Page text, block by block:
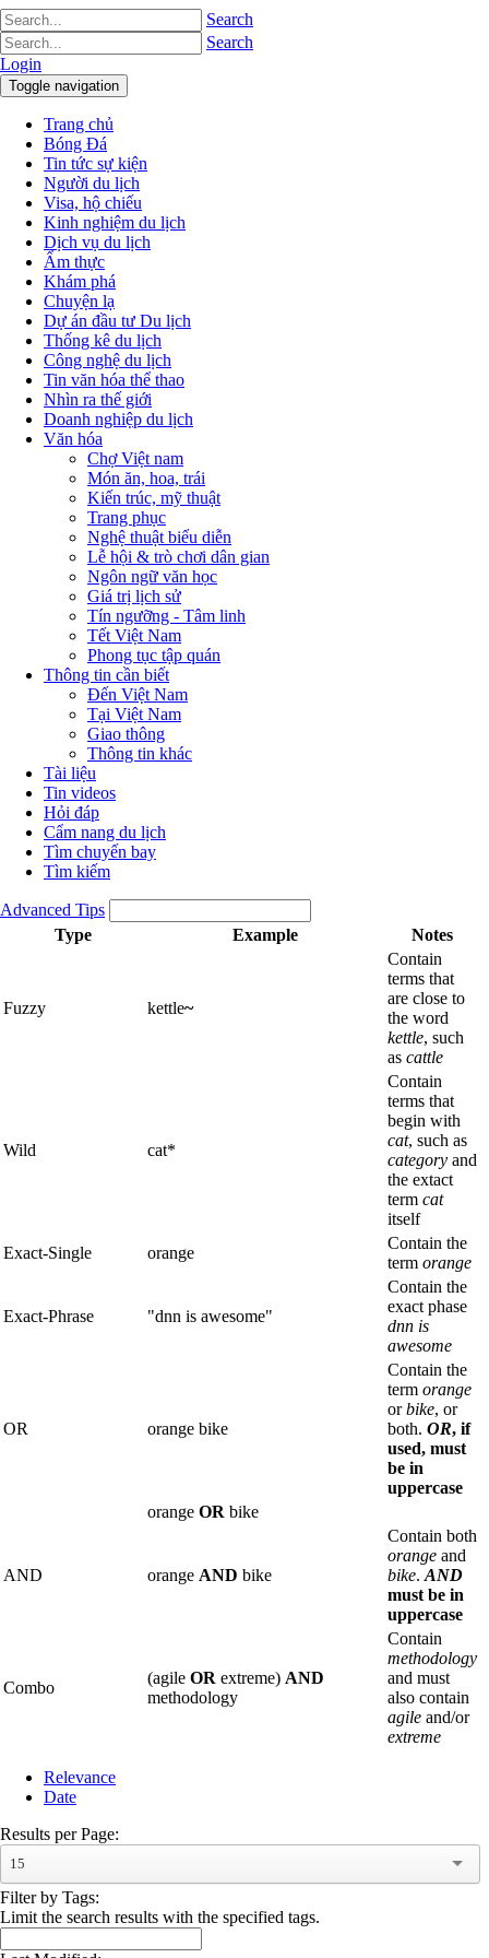
Search
Search
Login
Toggle navigation
Trang chủ
Bóng Đá
Tin tức sự kiện
Người du lịch
Visa, hộ chiếu
Kinh nghiệm du lịch
Dịch vụ du lịch
Ẩm thực
Khám phá
Chuyện lạ
Dự án đầu tư Du lịch
Thống kê du lịch
Công nghệ du lịch
Tin văn hóa thể thao
Nhìn ra thế giới
Doanh nghiệp du lịch
Văn hóa
Chợ Việt nam
Món ăn, hoa, trái
Kiến trúc, mỹ thuật
Trang phục
Nghệ thuật biểu diễn
Lễ hội & trò chơi dân gian
Ngôn ngữ văn học
Giá trị lịch sử
Tín ngưỡng - Tâm linh
Tết Việt Nam
Phong tục tập quán
Thông tin cần biết
Đến Việt Nam
Tại Việt Nam
Giao thông
Thông tin khác
Tài liệu
Tin videos
Hỏi đáp
Cẩm nang du lịch
Tìm chuyến bay
Tìm kiếm
Advanced Tips
Type
Example Notes
Fuzzy kettle~
Contain
terms that
are close to
the word
kettle, such
as cattle
Wild cat*
Contain
terms that
begin with
cat, such as
category and
the extact
term cat
itself
Exact-Single
orange
Contain the
term orange
Exact-Phrase "dnn is awesome"
Contain the
exact phase
dnn is
awesome
OR orange bike
Contain the
term orange
orbike, or
both. OR, if
used, must
be in
uppercase
orange OR bike
AND orange AND bike
Contain both
orange and
bike. AND
must be in
uppercase
Combo
(agile OR extreme) AND
methodology
Contain
methodology
and must
also contain
agile and/or
extreme
Relevance
Date
Results per Page:
15
Filter by Tags:
Limit the search results with the specified tags.